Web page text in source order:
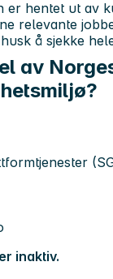
av
inaktiv.
er hentet ut av
relevante
å sjekke